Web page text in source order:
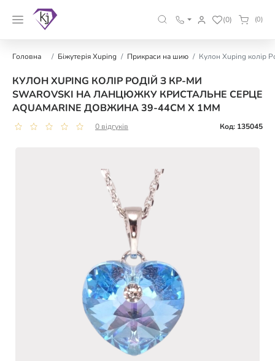
(0) (0)
Головна Біжутерія Xuping Прикраси на шию Кулон Xuping колір
КУЛОН XUPING КОЛІР РОДІЙ З КР-МИ
SWAROVSKI НА ЛАНЦЮЖКУ КРИСТАЛЬНЕ СЕРЦЕ
AQUAMARINE ДОВЖИНА 39-44СМ Х 1ММ
0 відгуків Код: 135045